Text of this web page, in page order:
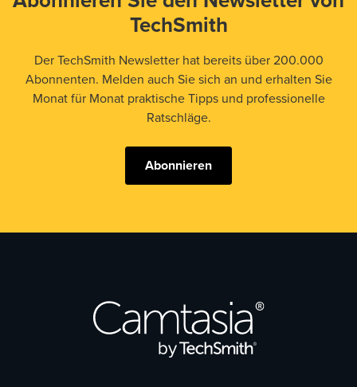
TechSmith
Der TechSmith Newsletter hat bereits über 200.000
Abonnenten. Melden auch Sie sich an und erhalten Sie
Monat für Monat praktische Tipps und professionelle
Ratschläge.
Abonnieren